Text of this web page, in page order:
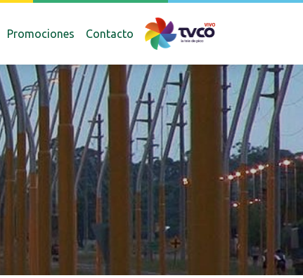
Promociones Contacto